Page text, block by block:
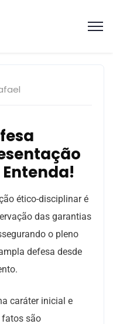
ético-disciplinar é
das garantias
o pleno
defesa desde
caráter inicial e
fatos são